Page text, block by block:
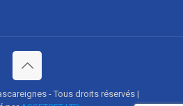
- Tous droits réservés |